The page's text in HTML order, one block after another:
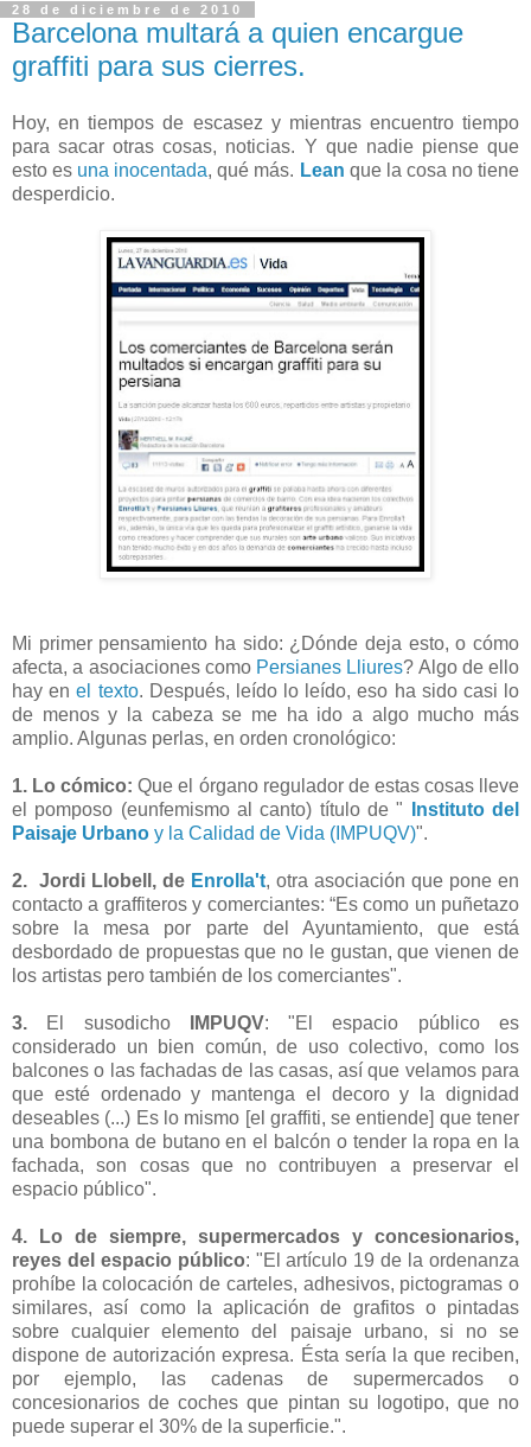
28 de diciembre de 2010
Barcelona multará a quien encargue
graffiti para sus cierres.
Hoy, en tiempos de escasez y mientras encuentro tiempo
para sacar otras cosas, noticias. Y que nadie piense que
esto es una inocentada, qué más. Lean que la cosa no tiene
desperdicio.
Mi primer pensamiento ha sido: ¿Dónde deja esto, o cómo
afecta, a asociaciones como Persianes Lliures? Algo de ello
hay enel texto. Después, leído lo leído, eso ha sido casi lo
de menos y la cabeza se me ha ido a algo mucho más
amplio. Algunas perlas, en orden cronológico:
1. Lo cómico: Que el órgano regulador de estas cosas lleve
el pomposo (eunfemismo al canto) título de "
Instituto del
Paisaje Urbano y la Calidad de Vida (IMPUQV)".
2. Jordi Llobell, de Enrolla't, otra asociación que pone en
contacto a graffiteros y comerciantes: “Es como un puñetazo
sobre la mesa por parte del Ayuntamiento, que está
desbordado de propuestas que no le gustan, que vienen de
los artistas pero también de los comerciantes".
3. El susodicho IMPUQV: "El espacio público es
considerado un bien común, de uso colectivo, como los
balcones o las fachadas de las casas, así que velamos para
que esté ordenado y mantenga el decoro y la dignidad
deseables (...) Es lo mismo [el graffiti, se entiende] que tener
una bombona de butano en el balcón o tender la ropa en la
fachada, son cosas que no contribuyen a preservar el
espacio público".
4. Lo de siempre, supermercados y concesionarios,
reyes del espacio público: "El artículo 19 de la ordenanza
prohíbe la colocación de carteles, adhesivos, pictogramas o
similares, así como la aplicación de grafitos o pintadas
sobre cualquier elemento del paisaje urbano, si no se
dispone de autorización expresa. Ésta sería la que reciben,
por ejemplo, las cadenas de supermercados o
concesionarios de coches que pintan su logotipo, que no
puede superar el 30% de la superficie.".